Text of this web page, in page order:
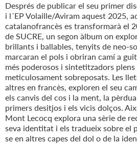
Després de publicar el seu primer
i l´EP Volaille/Aviram aquest 2025,
catalanofrancès es transformarà el
de SUCRE, un segon àlbum on
brillants i ballables, tenyits de neo-
marcaran el pols i obriran camí a
més poderosos i sintetitzadors
meticulosament sobreposats. Les
altres en francès, exploren el seu
els canvis del cos i la ment, la
primers desitjos i els vicis dolços.
Mont Lecocq explora una sèrie de
seva identitat i els tradueix sobre el
se en altres capes del dol o de la